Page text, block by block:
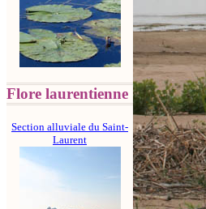
Flore laurentienne
Section alluviale du Saint-
Laurent